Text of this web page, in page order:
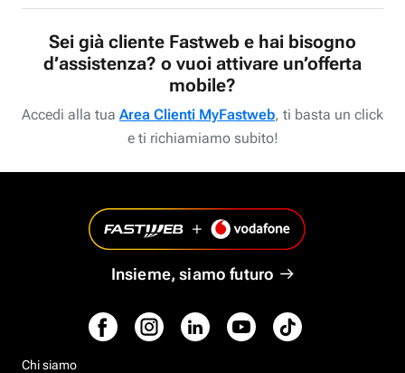
Sei già cliente Fastweb e hai bisogno
d’assistenza? o vuoi attivare un’offerta
mobile?
Accedi alla tua Area Clienti MyFastweb, ti basta un click
e ti richiamiamo subito!
Insieme, siamo futuro
Chi siamo